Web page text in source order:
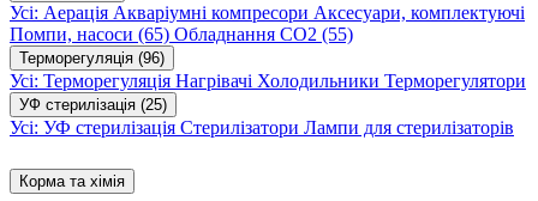
Усі: Аерація Акваріумні компресори Аксесуари, комплектуючі
Помпи, насоси (65) Обладнання CO2 (55)
Терморегуляція (96)
Усі: Терморегуляція Нагрівачі Холодильники Терморегулятори
УФ стерилізація (25)
Усі: УФ стерилізація Стерилізатори Лампи для стерилізаторів
Корма та хімія